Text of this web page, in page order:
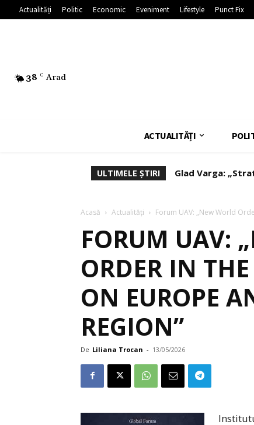
Actualități Politic Economic Eveniment Lifestyle Punct Fix
38 C Arad
ACTUALITĂȚI
ULTIMELE ȘTIRI
Glad Varga:
Deputatul
Acasă Actualități Forum UAV: „New World
FORUM UAV:
ORDER IN
ON EUROPE
REGION”
De Liliana Trocan - 13/05/2026